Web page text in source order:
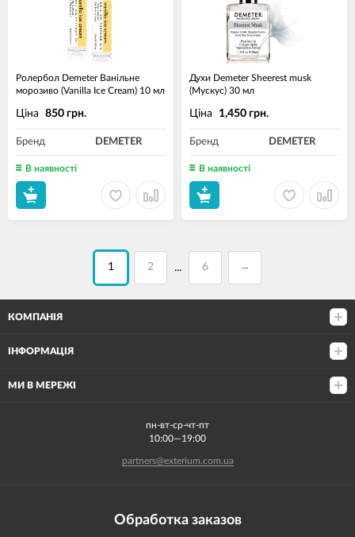
Ролербол Demeter Ванільне
морозиво (Vanilla Ice Cream) 10 мл
Ціна 850 грн.
Бренд DEMETER
В наявності
Духи Demeter Sheerest musk
(Мускус) 30 мл
Ціна 1,450 грн.
Бренд DEMETER
В наявності
1 2 ... 6 →
КОМПАНІЯ
ІНФОРМАЦІЯ
МИ В МЕРЕЖІ
пн-вт-ср-чт-пт
10:00—19:00
partners@exterium.com.ua
Обработка заказов